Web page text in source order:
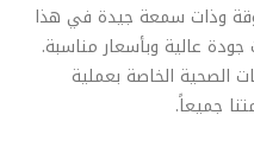
وذات سمعة جيدة في هذا
عالية وبأسعار مناسبة.
الصحية الخاصة بعملية
جميعاً.